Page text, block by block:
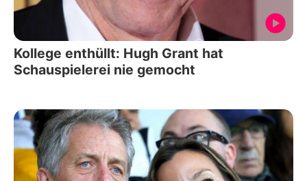
Kollege enthüllt: Hugh Grant hat
Schauspielerei nie gemocht